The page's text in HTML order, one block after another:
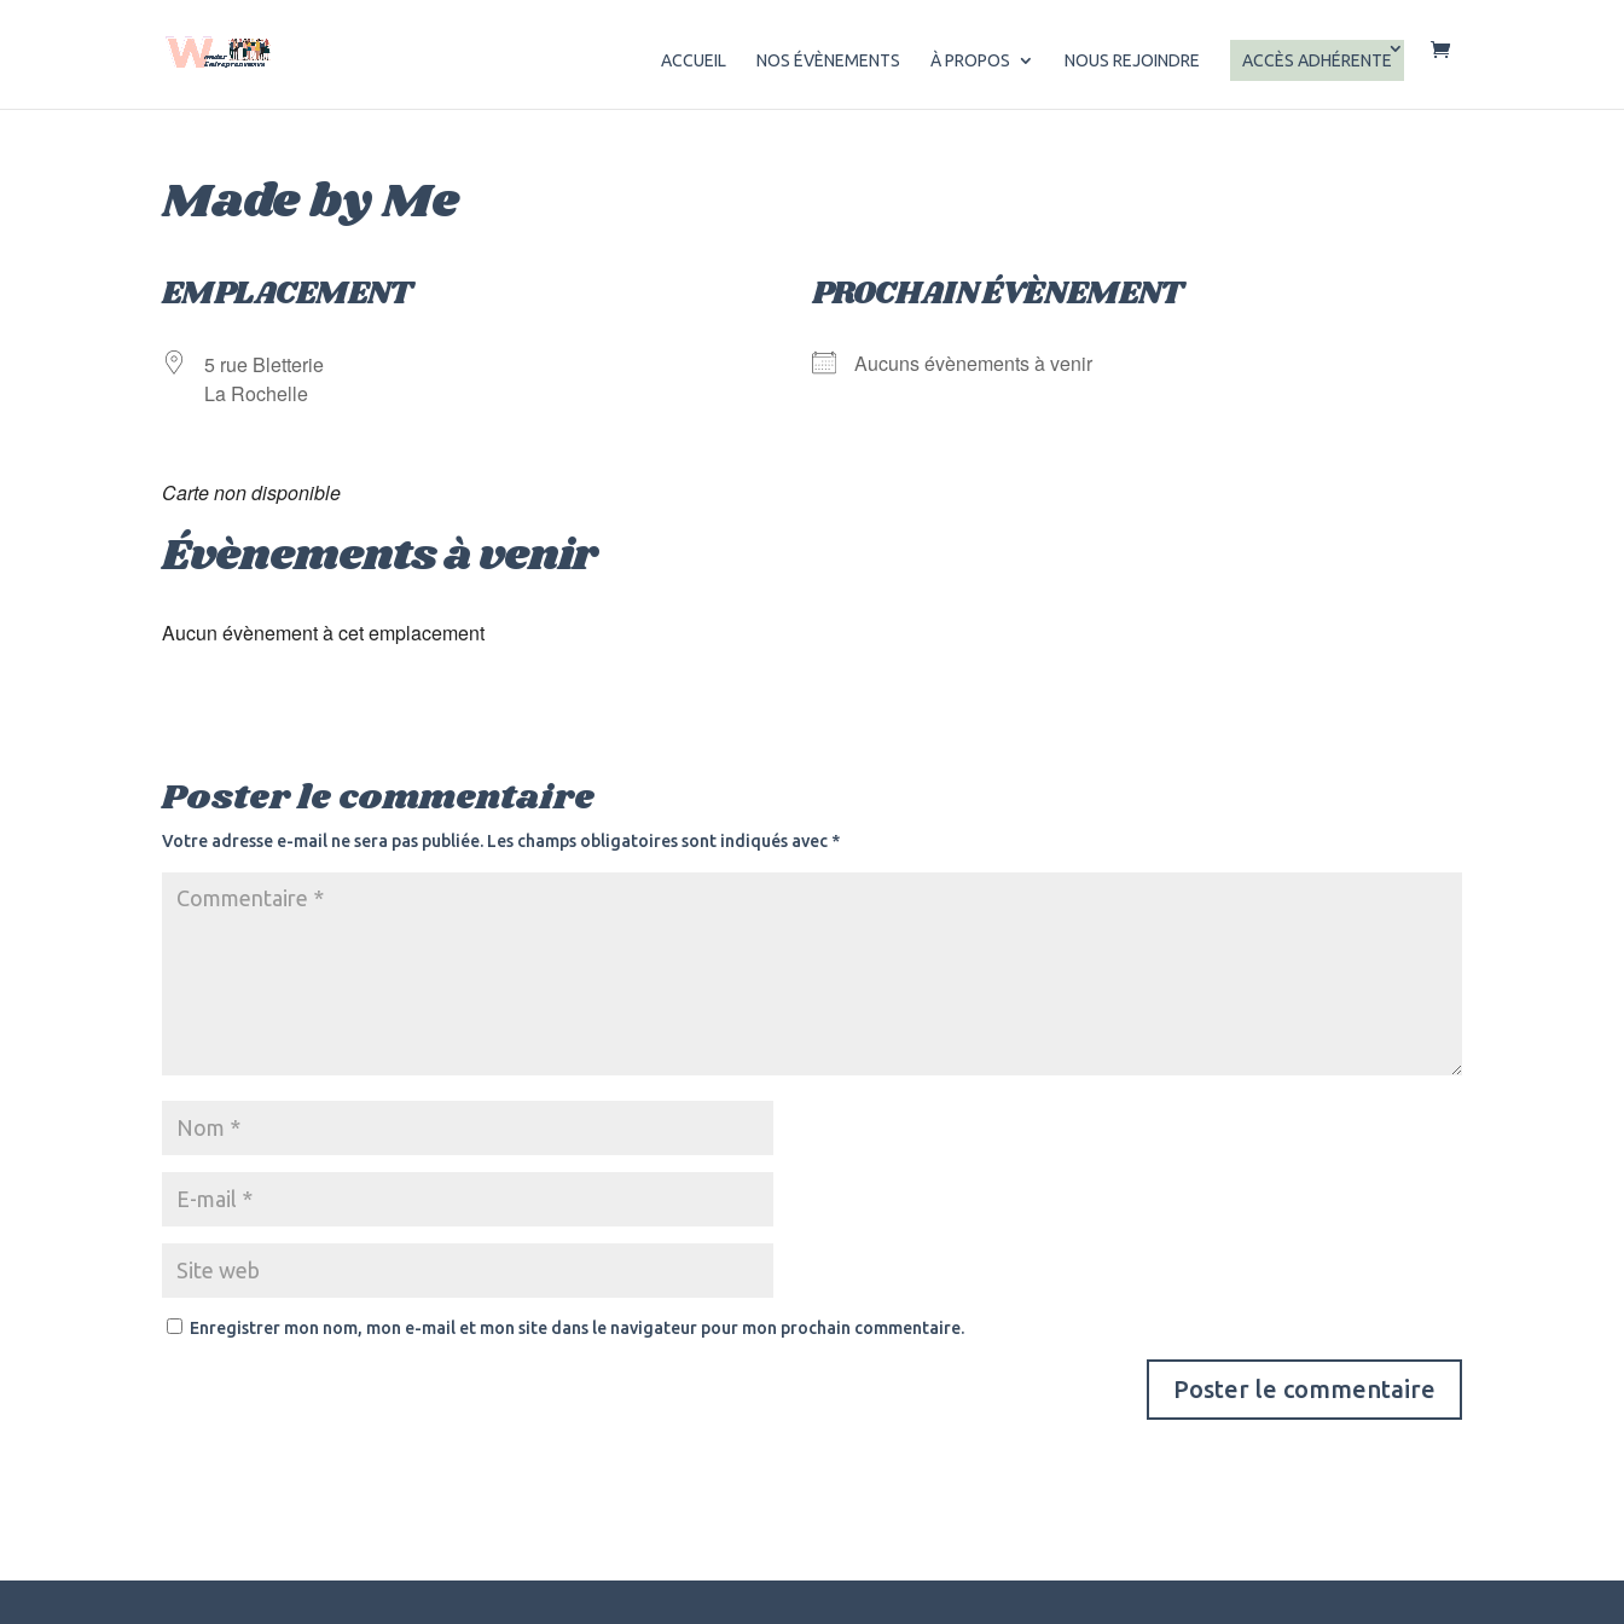
ACCUEIL NOS ÉVÈNEMENTS À PROPOS NOUS REJOINDRE ACCÈS ADHÉRENTE
Made by Me
EMPLACEMENT
5 rue Bletterie
La Rochelle
PROCHAIN ÉVÈNEMENT
Aucuns évènements à venir
Carte non disponible
Évènements à venir
Aucun évènement à cet emplacement
Poster le commentaire
Votre adresse e-mail ne sera pas publiée. Les champs obligatoires sont indiqués avec *
Enregistrer mon nom, mon e-mail et mon site dans le navigateur pour mon prochain commentaire.